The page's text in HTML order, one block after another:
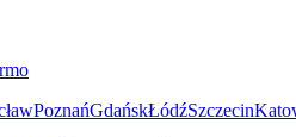
PoznańGdańskŁódźSzczecin